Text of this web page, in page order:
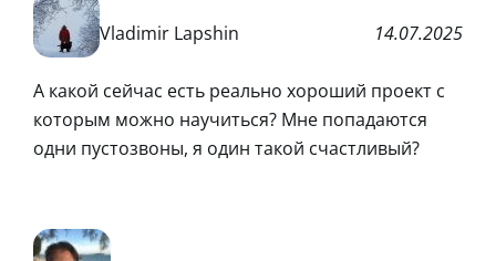
Vladimir Lapshin 14.07.2025
А какой сейчас есть реально хороший проект с
которым можно научиться? Мне попадаются
одни пустозвоны, я один такой счастливый?